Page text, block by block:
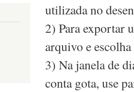
utilizada no
2) Para exportar
arquivo e
3) Na janela de
conta gota, use